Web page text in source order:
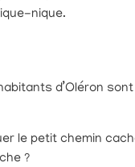
nique.
d’Oléron
le petit chemin
?